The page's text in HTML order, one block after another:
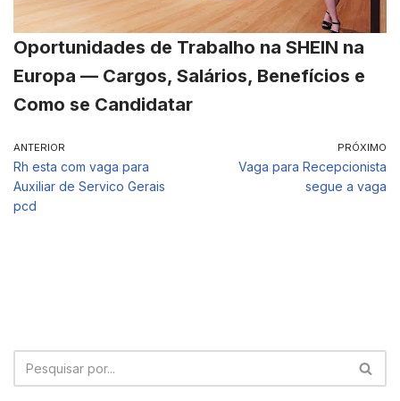
Oportunidades de Trabalho na SHEIN na
Europa — Cargos, Salários, Benefícios e
Como se Candidatar
ANTERIOR
Rh esta com vaga para
Auxiliar de Servico Gerais
pcd
PRÓXIMO
Vaga para Recepcionista
segue a vaga